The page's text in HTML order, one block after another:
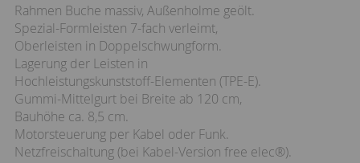
Rahmen Buche massiv, Außenholme geölt.
Spezial-Formleisten 7-fach verleimt,
Oberleisten in Doppelschwungform.
Lagerung der Leisten in
Hochleistungskunststoff-Elementen (TPE-E).
Gummi-Mittelgurt bei Breite ab 120 cm,
Bauhöhe ca. 8,5 cm.
Motorsteuerung per Kabel oder Funk.
Netzfreischaltung (bei Kabel-Version free elec®).